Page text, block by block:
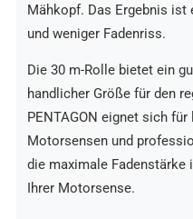
Mähkopf. Das Ergebnis ist
und weniger Fadenriss.
Die 30 m-Rolle bietet ein
handlicher Größe für den
PENTAGON eignet sich
Motorsensen und
die maximale Fadenstärke
Ihrer Motorsense.